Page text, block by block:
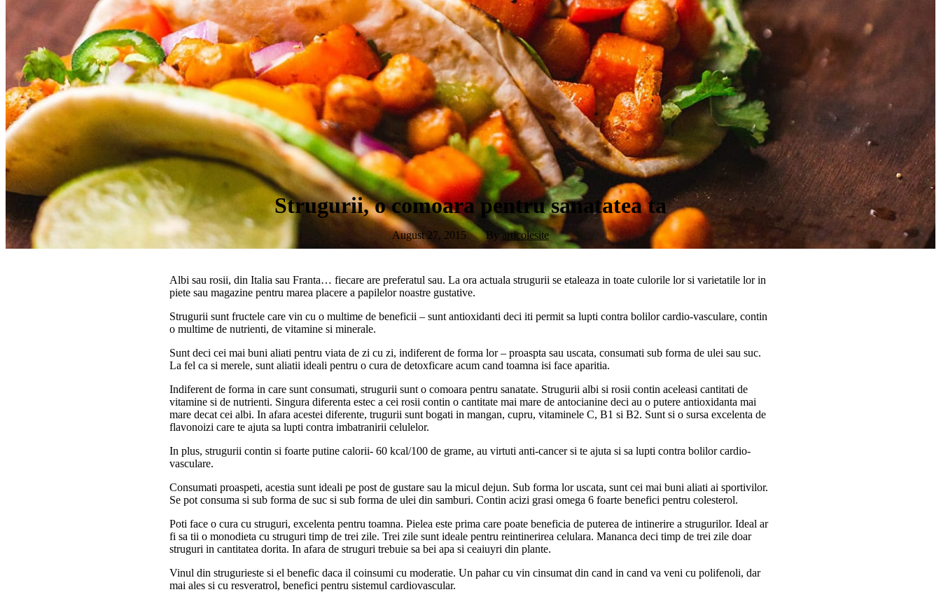
Strugurii, o comoara pentru sanatatea ta
August 27, 2015 By articolesite
Albi sau rosii, din Italia sau Franta… fiecare are preferatul sau. La ora actuala strugurii se etaleaza in toate culorile lor si varietatile lor in
piete sau magazine pentru marea placere a papilelor noastre gustative.
Strugurii sunt fructele care vin cu o multime de beneficii – sunt antioxidanti deci iti permit sa lupti contra bolilor cardio-vasculare, contin
o multime de nutrienti, de vitamine si minerale.
Sunt deci cei mai buni aliati pentru viata de zi cu zi, indiferent de forma lor – proaspta sau uscata, consumati sub forma de ulei sau suc.
La fel ca si merele, sunt aliatii ideali pentru o cura de detoxficare acum cand toamna isi face aparitia.
Indiferent de forma in care sunt consumati, strugurii sunt o comoara pentru sanatate. Strugurii albi si rosii contin aceleasi cantitati de
vitamine si de nutrienti. Singura diferenta estec a cei rosii contin o cantitate mai mare de antocianine deci au o putere antioxidanta mai
mare decat cei albi. In afara acestei diferente, trugurii sunt bogati in mangan, cupru, vitaminele C, B1 si B2. Sunt si o sursa excelenta de
flavonoizi care te ajuta sa lupti contra imbatranirii celulelor.
In plus, strugurii contin si foarte putine calorii- 60 kcal/100 de grame, au virtuti anti-cancer si te ajuta si sa lupti contra bolilor cardio-
vasculare.
Consumati proaspeti, acestia sunt ideali pe post de gustare sau la micul dejun. Sub forma lor uscata, sunt cei mai buni aliati ai sportivilor.
Se pot consuma si sub forma de suc si sub forma de ulei din samburi. Contin acizi grasi omega 6 foarte benefici pentru colesterol.
Poti face o cura cu struguri, excelenta pentru toamna. Pielea este prima care poate beneficia de puterea de intinerire a strugurilor. Ideal ar
fi sa tii o monodieta cu struguri timp de trei zile. Trei zile sunt ideale pentru reintinerirea celulara. Mananca deci timp de trei zile doar
struguri in cantitatea dorita. In afara de struguri trebuie sa bei apa si ceaiuyri din plante.
Vinul din strugurieste si el benefic daca il coinsumi cu moderatie. Un pahar cu vin cinsumat din cand in cand va veni cu polifenoli, dar
mai ales si cu resveratrol, benefici pentru sistemul cardiovascular.